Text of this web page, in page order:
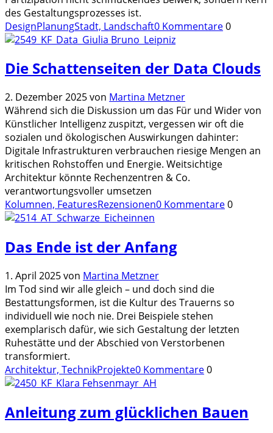
des Gestaltungsprozesses ist.
DesignPlanungStadt, Landschaft0 Kommentare0
Die Schattenseiten der Data Clouds
2. Dezember 2025von Martina Metzner
Während sich die Diskussion um das Für und Wider von
Künstlicher Intelligenz zuspitzt, vergessen wir oft die
sozialen und ökologischen Auswirkungen dahinter:
Digitale Infrastrukturen verbrauchen riesige Mengen an
kritischen Rohstoffen und Energie. Weitsichtige
Architektur könnte Rechenzentren & Co.
verantwortungsvoller umsetzen
Kolumnen, FeaturesRezensionen0 Kommentare0
Das Ende ist der Anfang
1. April 2025von Martina Metzner
Im Tod sind wir alle gleich – und doch sind die
Bestattungsformen, ist die Kultur des Trauerns so
individuell wie noch nie. Drei Beispiele stehen
exemplarisch dafür, wie sich Gestaltung der letzten
Ruhestätte und der Abschied von Verstorbenen
transformiert.
Architektur, TechnikProjekte0 Kommentare0
Anleitung zum glücklichen Bauen